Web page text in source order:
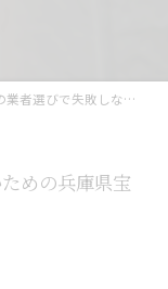
失敗しないための兵庫県宝塚市徹底ガイド
めの兵庫県宝